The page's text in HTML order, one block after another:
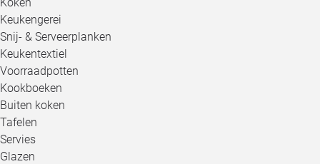
Keukengerei
Snij- & Serveerplanken
Keukentextiel
Voorraadpotten
Kookboeken
Buiten koken
Tafelen
Servies
Glazen